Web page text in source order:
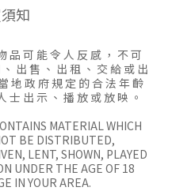
知
品 可 能 令 人 反 感 ， 不 可
出 售 、 出 租 、 交 給 或 出
地 政 府 規 定 的 合 法 年 齡
士 出 示 、 播 放 或 放 映 。
MATERIAL WHICH
BE DISTRIBUTED,
LENT, SHOWN, PLAYED
UNDER THE AGE OF 18
IN YOUR AREA.